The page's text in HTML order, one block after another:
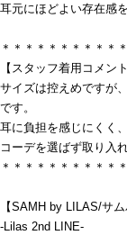
耳元にほどよい存在感
＊＊＊＊＊＊＊＊＊＊
【スタッフ着用コメント
サイズは控えめですが
です。
耳に負担を感じにくく
コーデを選ばず取り入
＊＊＊＊＊＊＊＊＊＊
【SAMH by LILAS/サ
-Lilas 2nd LINE-